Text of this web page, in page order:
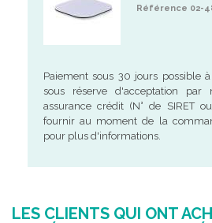
Référence 02-
Paiement sous 30 jours possible
sous réserve d'acceptation par
assurance crédit (N° de SIRET
fournir au moment de la
pour plus d'informations.
LES CLIENTS QUI ONT